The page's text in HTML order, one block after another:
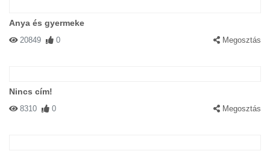
Anya és gyermeke
20849 0 Megosztás
Nincs cím!
8310 0 Megosztás